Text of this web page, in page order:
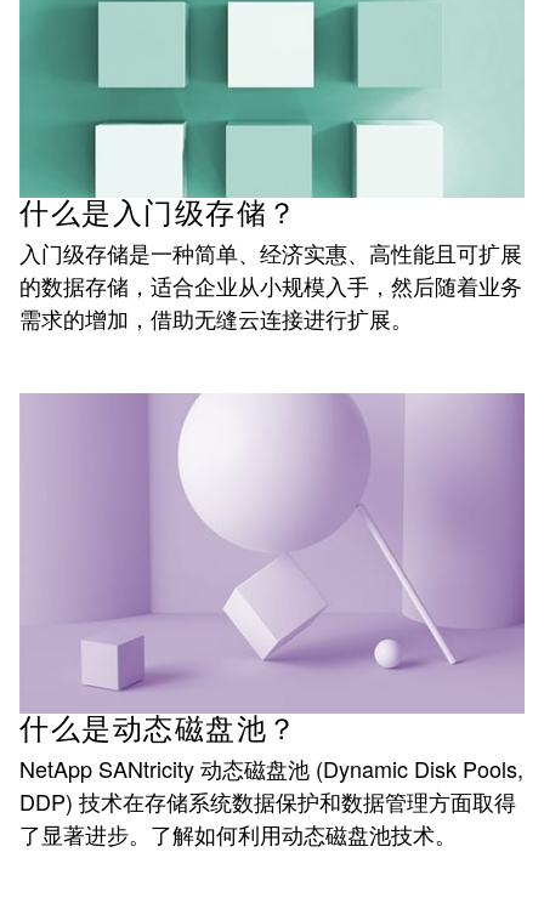
什么是入门级存储？
入门级存储是一种简单、经济实惠、高性能且可扩展
的数据存储，适合企业从小规模入手，然后随着业务
需求的增加，借助无缝云连接进行扩展。
什么是动态磁盘池？
NetApp SANtricity 动态磁盘池 (Dynamic Disk Pools,
DDP) 技术在存储系统数据保护和数据管理方面取得
了显著进步。了解如何利用动态磁盘池技术。